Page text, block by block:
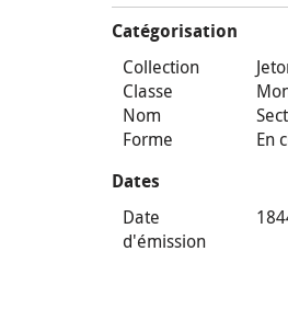
Catégorisation
Collection
Classe
Nom
Forme
En
Dates
Date
d'émission